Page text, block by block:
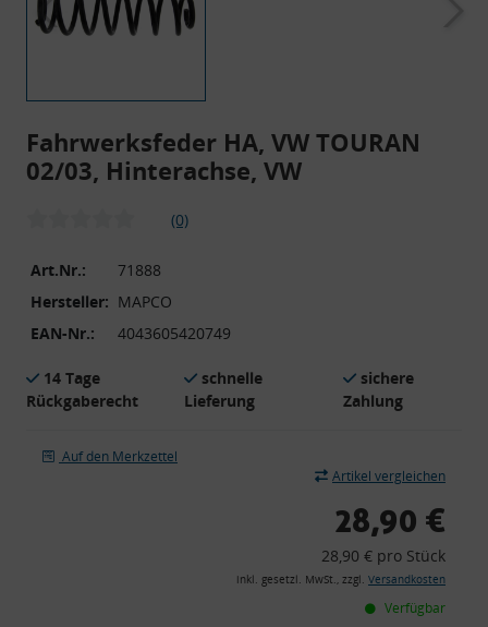
Fahrwerksfeder HA, VW TOURAN
02/03, Hinterachse, VW
(0)
Art.Nr.:
71888
Hersteller: MAPCO
EAN-Nr.:
4043605420749
14 Tage
Rückgaberecht
schnelle
Lieferung
sichere
Zahlung
Auf den Merkzettel
Artikel vergleichen
28,90 €
28,90 € pro Stück
inkl. gesetzl. MwSt., zzgl. Versandkosten
Verfügbar